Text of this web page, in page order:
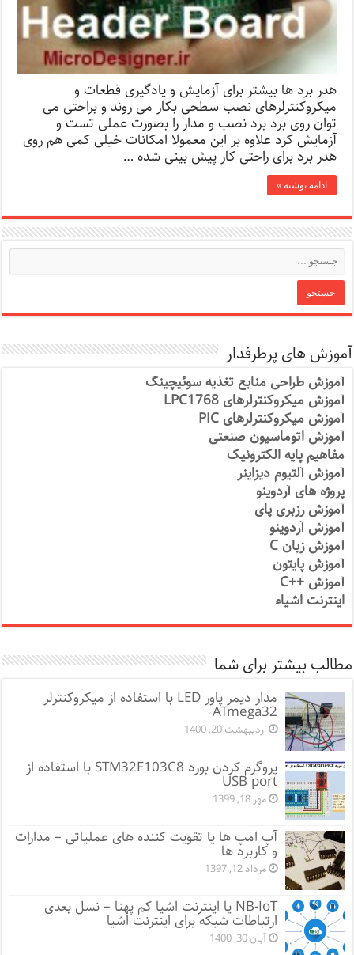
هدر برد ها بیشتر برای آزمایش و یادگیری قطعات و
میکروکنترلرهای نصب سطحی بکار می روند و براحتی می
توان روی برد برد نصب و مدار را بصورت عملی تست و
آزمایش کرد علاوه بر این معمولا امکانات خیلی کمی هم روی
هدر برد برای راحتی کار پیش بینی شده …
ادامه نوشته »
آموزش های پرطرفدار
آموزش طراحی منابع تغذیه سوئیچینگ
آموزش میکروکنترلرهای LPC1768
آموزش میکروکنترلرهای PIC
آموزش اتوماسیون صنعتی
مفاهیم پایه الکترونیک
آموزش آلتیوم دیزاینر
پروژه های آردوینو
آموزش رزبری پای
آموزش آردوینو
آموزش زبان C
آموزش پایتون
آموزش ++C
اینترنت اشیاء
مطالب بیشتر برای شما
مدار دیمر پاور LED با استفاده از میکروکنترلر
ATmega32
اردیبهشت 20, 1400
پروگرم کردن بورد STM32F103C8 با استفاده از
USB port
مهر 18, 1399
آپ امپ ها یا تقویت کننده های عملیاتی – مدارات
و کاربرد ها
مرداد 12, 1397
NB-IoT یا اینترنت اشیا کم پهنا – نسل بعدی
ارتباطات شبکه برای اینترنت اشیا
آبان 30, 1400